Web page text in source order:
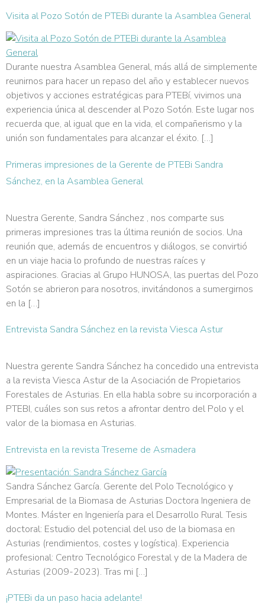
Visita al Pozo Sotón de PTEBi durante la Asamblea General
Durante nuestra Asamblea General, más allá de simplemente
reunirnos para hacer un repaso del año y establecer nuevos
objetivos y acciones estratégicas para PTEBí, vivimos una
experiencia única al descender al Pozo Sotón. Este lugar nos
recuerda que, al igual que en la vida, el compañerismo y la
unión son fundamentales para alcanzar el éxito. […]
Primeras impresiones de la Gerente de PTEBi Sandra
Sánchez, en la Asamblea General
Nuestra Gerente, Sandra Sánchez , nos comparte sus
primeras impresiones tras la última reunión de socios. Una
reunión que, además de encuentros y diálogos, se convirtió
en un viaje hacia lo profundo de nuestras raíces y
aspiraciones. Gracias al Grupo HUNOSA, las puertas del Pozo
Sotón se abrieron para nosotros, invitándonos a sumergirnos
en la […]
Entrevista Sandra Sánchez en la revista Viesca Astur
Nuestra gerente Sandra Sánchez ha concedido una entrevista
a la revista Viesca Astur de la Asociación de Propietarios
Forestales de Asturias. En ella habla sobre su incorporación a
PTEBI, cuáles son sus retos a afrontar dentro del Polo y el
valor de la biomasa en Asturias.
Entrevista en la revista Treseme de Asmadera
Sandra Sánchez García. Gerente del Polo Tecnológico y
Empresarial de la Biomasa de Asturias Doctora Ingeniera de
Montes. Máster en Ingeniería para el Desarrollo Rural. Tesis
doctoral: Estudio del potencial del uso de la biomasa en
Asturias (rendimientos, costes y logística). Experiencia
profesional: Centro Tecnológico Forestal y de la Madera de
Asturias (2009-2023). Tras mi […]
¡PTEBi da un paso hacia adelante!